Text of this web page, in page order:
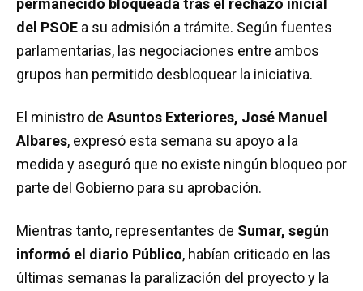
permanecido bloqueada tras el rechazo inicial
del PSOE a su admisión a trámite. Según fuentes
parlamentarias, las negociaciones entre ambos
grupos han permitido desbloquear la iniciativa.
El ministro de Asuntos Exteriores, José Manuel
Albares, expresó esta semana su apoyo a la
medida y aseguró que no existe ningún bloqueo por
parte del Gobierno para su aprobación.
Mientras tanto, representantes de Sumar, según
informó el diario Público, habían criticado en las
últimas semanas la paralización del proyecto y la